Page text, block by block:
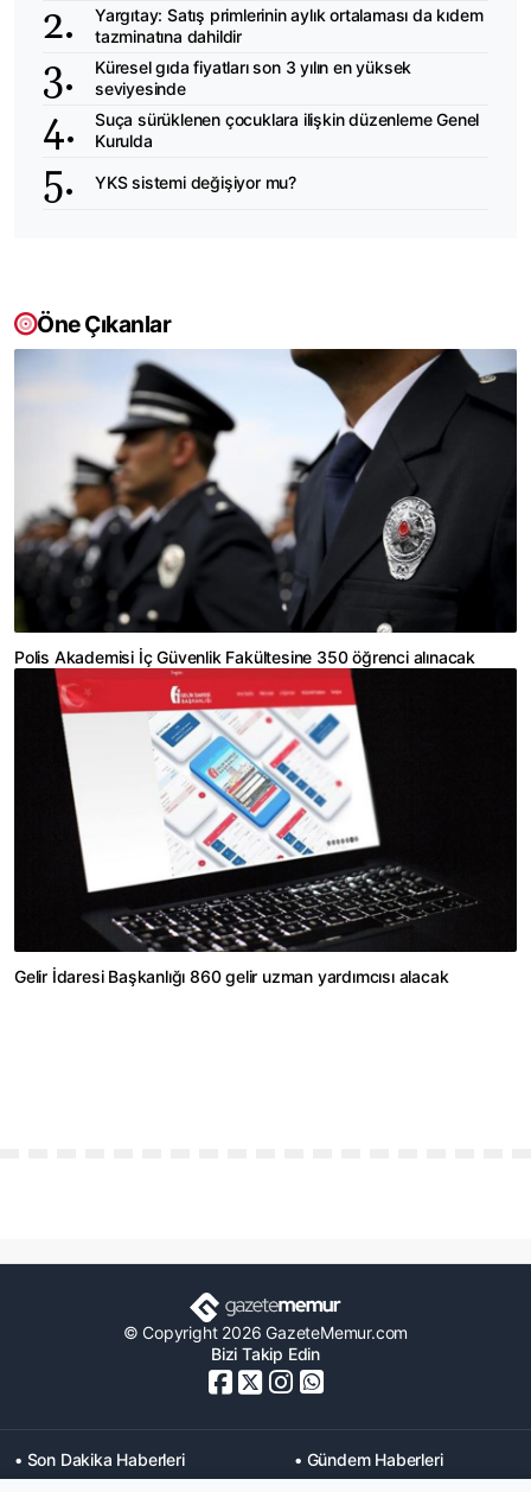
Yargıtay: Satış primlerinin aylık ortalaması da kıdem
tazminatına dahildir
Küresel gıda fiyatları son 3 yılın en yüksek
seviyesinde
Suça sürüklenen çocuklara ilişkin düzenleme Genel
Kurulda
YKS sistemi değişiyor mu?
Öne Çıkanlar
Polis Akademisi İç Güvenlik Fakültesine 350 öğrenci alınacak
Gelir İdaresi Başkanlığı 860 gelir uzman yardımcısı alacak
© Copyright 2026 GazeteMemur.com
Bizi Takip Edin
• Son Dakika Haberleri
• Gündem Haberleri
• Memurlar Haberleri
• KPSS Haberleri